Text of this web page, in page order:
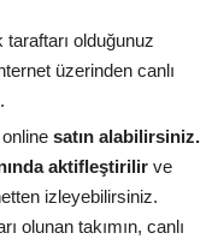
taraftarı olduğunuz
üzerinden canlı
satın alabilirsiniz.
aktifleştirilir ve
izleyebilirsiniz.
olunan takımın, canlı